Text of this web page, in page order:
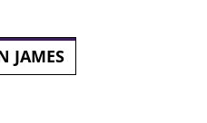
JAMES